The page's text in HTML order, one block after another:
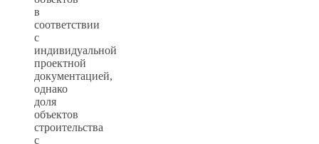
в
соответствии
с
индивидуальной
проектной
документацией,
однако
доля
объектов
строительства
с